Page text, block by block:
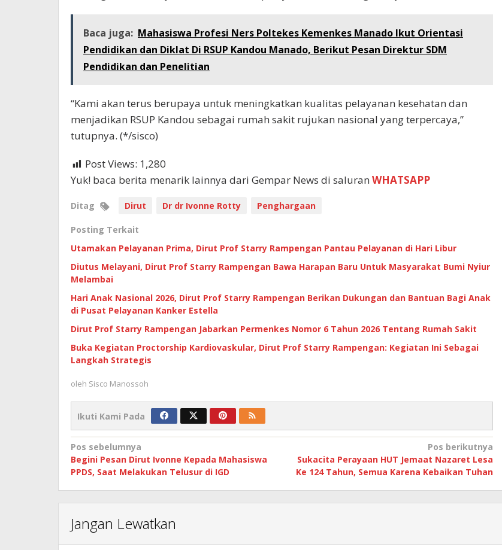
Baca juga: Mahasiswa Profesi Ners Poltekes Kemenkes Manado Ikut Orientasi
Pendidikan dan Diklat Di RSUP Kandou Manado, Berikut Pesan Direktur SDM
Pendidikan dan Penelitian
“Kami akan terus berupaya untuk meningkatkan kualitas pelayanan kesehatan dan
menjadikan RSUP Kandou sebagai rumah sakit rujukan nasional yang terpercaya,”
tutupnya. (*/sisco)
Post Views: 1,280
Yuk! baca berita menarik lainnya dari Gempar News di saluran WHATSAPP
Ditag Dirut Dr dr Ivonne Rotty Penghargaan
Posting Terkait
Utamakan Pelayanan Prima, Dirut Prof Starry Rampengan Pantau Pelayanan di Hari Libur
Diutus Melayani, Dirut Prof Starry Rampengan Bawa Harapan Baru Untuk Masyarakat Bumi Nyiur
Melambai
Hari Anak Nasional 2026, Dirut Prof Starry Rampengan Berikan Dukungan dan Bantuan Bagi Anak
di Pusat Pelayanan Kanker Estella
Dirut Prof Starry Rampengan Jabarkan Permenkes Nomor 6 Tahun 2026 Tentang Rumah Sakit
Buka Kegiatan Proctorship Kardiovaskular, Dirut Prof Starry Rampengan: Kegiatan Ini Sebagai
Langkah Strategis
oleh Sisco Manossoh
Ikuti Kami Pada
Navigasi
pos
Pos sebelumnya
Begini Pesan Dirut Ivonne Kepada Mahasiswa
PPDS, Saat Melakukan Telusur di IGD
Pos berikutnya
Sukacita Perayaan HUT Jemaat Nazaret Lesa
Ke 124 Tahun, Semua Karena Kebaikan Tuhan
Jangan Lewatkan